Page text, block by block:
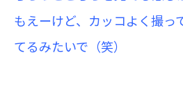
もえーけど、カッコよく撮っ
てるみたいで（笑）